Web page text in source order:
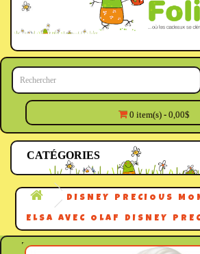
0 item(s) - 0,00$
CATÉGORIES
DISNEY PRECIOUS
ELSA AVEC OLAF DISNEY